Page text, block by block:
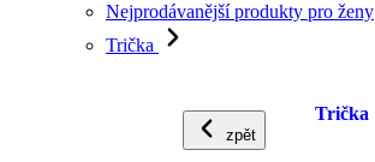
Nejprodávanější produkty pro ženy
Trička
zpět
Trička